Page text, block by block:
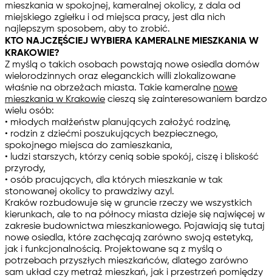
mieszkania w spokojnej, kameralnej okolicy, z dala od
miejskiego zgiełku i od miejsca pracy, jest dla nich
najlepszym sposobem, aby to zrobić.
KTO NAJCZĘŚCIEJ WYBIERA KAMERALNE MIESZKANIA W
KRAKOWIE?
Z myślą o takich osobach powstają nowe osiedla domów
wielorodzinnych oraz eleganckich willi zlokalizowane
właśnie na obrzeżach miasta. Takie kameralne nowe
mieszkania w Krakowie cieszą się zainteresowaniem bardzo
wielu osób:
• młodych małżeństw planujących założyć rodzinę,
• rodzin z dziećmi poszukujących bezpiecznego,
spokojnego miejsca do zamieszkania,
• ludzi starszych, którzy cenią sobie spokój, ciszę i bliskość
przyrody,
• osób pracujących, dla których mieszkanie w tak
stonowanej okolicy to prawdziwy azyl.
Kraków rozbudowuje się w gruncie rzeczy we wszystkich
kierunkach, ale to na północy miasta dzieje się najwięcej w
zakresie budownictwa mieszkaniowego. Pojawiają się tutaj
nowe osiedla, które zachęcają zarówno swoją estetyką,
jak i funkcjonalnością. Projektowane są z myślą o
potrzebach przyszłych mieszkańców, dlatego zarówno
sam układ czy metraż mieszkań, jak i przestrzeń pomiędzy